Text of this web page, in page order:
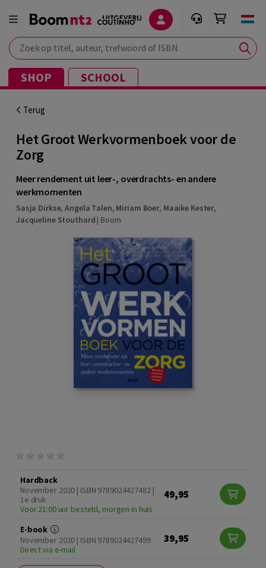
Zoek op titel, auteur, trefwoord of ISBN
SHOP SCHOOL
Terug
Het Groot Werkvormenboek voor de
Zorg
Meer rendement uit leer-, overdrachts- en andere
werkmomenten
Sasja Dirkse,Angela Talen, Miriam Boer, Maaike Kester,
Jacqueline Stouthard | Boom
Hardback
November 2020 | ISBN 9789024427482 |
1e druk
Voor 21:00 uur besteld, morgen in huis
49,95
E-book
November 2020 | ISBN 9789024427499
Direct via e-mail
39,95